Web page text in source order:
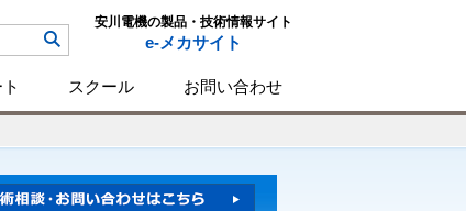
安川電機の製品・技術情報サイト
e-メカサイト
スクール お問い合わせ